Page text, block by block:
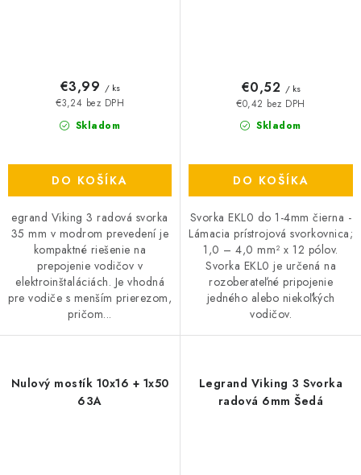
Skladom
€3,24 bez DPH
€3,99 / ks
DO KOŠÍKA
egrand Viking 3 radová svorka
35 mm v modrom prevedení je
kompaktné riešenie na
prepojenie vodičov v
elektroinštaláciách. Je vhodná
pre vodiče s menším prierezom,
pričom...
Skladom
€0,42 bez DPH
€0,52 / ks
DO KOŠÍKA
Svorka EKL0 do 1-4mm čierna -
Lámacia prístrojová svorkovnica;
1,0 – 4,0 mm² x 12 pólov.
Svorka EKL0 je určená na
rozoberateľné pripojenie
jedného alebo niekoľkých
vodičov.
Nulový mostík 10x16 + 1x50
63A
Legrand Viking 3 Svorka
radová 6mm Šedá